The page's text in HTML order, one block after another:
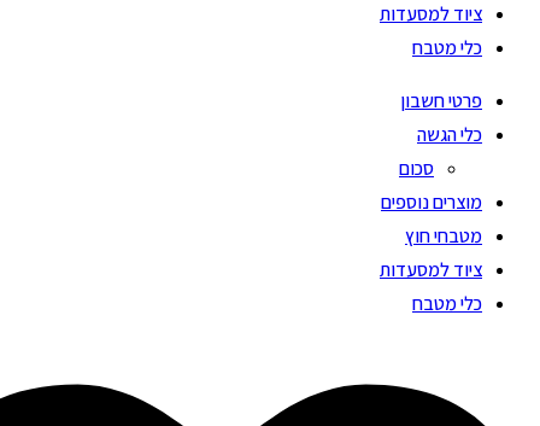
ציוד למסעדות
כלי מטבח
פרטי חשבון
כלי הגשה
סכום
מוצרים נוספים
מטבחי חוץ
ציוד למסעדות
כלי מטבח